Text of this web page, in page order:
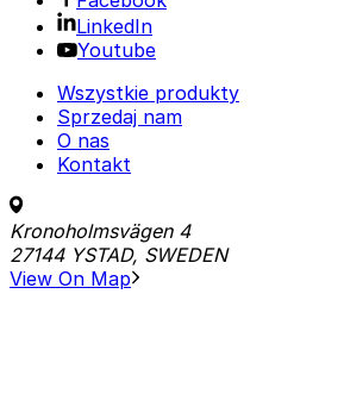
LinkedIn
Youtube
Wszystkie produkty
Sprzedaj nam
O nas
Kontakt
Kronoholmsvägen 4
27144 YSTAD, SWEDEN
View On Map